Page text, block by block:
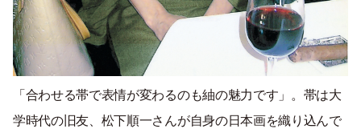
「合わせる帯で表情が変わるのも紬の魅力です」。帯は大
学時代の旧友、松下順一さんが自身の日本画を織り込んで